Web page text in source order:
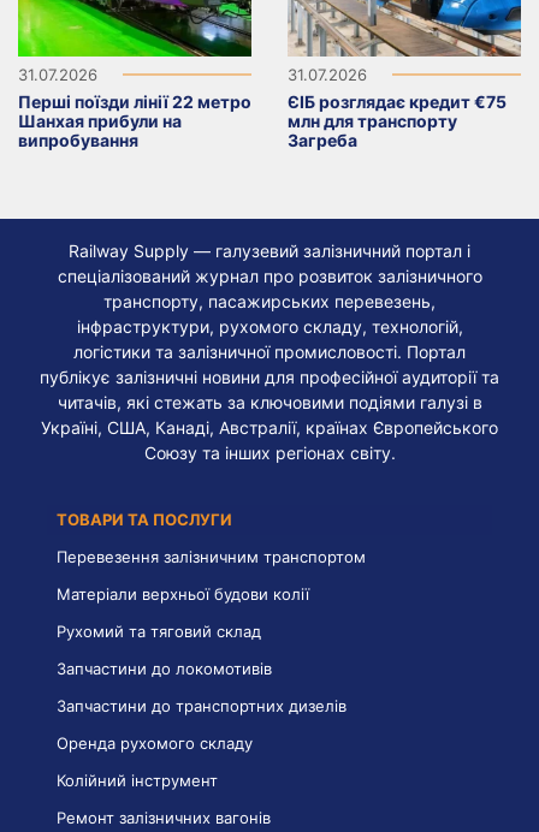
31.07.2026
Перші поїзди лінії 22 метро
Шанхая прибули на
випробування
31.07.2026
ЄІБ розглядає кредит €75
млн для транспорту
Загреба
Railway Supply — галузевий залізничний портал і
спеціалізований журнал про розвиток залізничного
транспорту, пасажирських перевезень,
інфраструктури, рухомого складу, технологій,
логістики та залізничної промисловості. Портал
публікує залізничні новини для професійної аудиторії та
читачів, які стежать за ключовими подіями галузі в
Україні, США, Канаді, Австралії, країнах Європейського
Союзу та інших регіонах світу.
ТОВАРИ ТА ПОСЛУГИ
Перевезення залізничним транспортом
Матеріали верхньої будови колії
Рухомий та тяговий склад
Запчастини до локомотивів
Запчастини до транспортних дизелів
Оренда рухомого складу
Колійний інструмент
Ремонт залізничних вагонів